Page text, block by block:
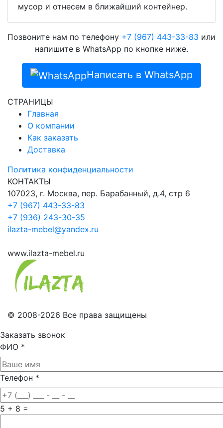
мусор и отнесем в ближайший контейнер.
Позвоните нам по телефону +7 (967) 443-33-83 или
напишите в WhatsApp по кнопке ниже.
Написать в WhatsApp
СТРАНИЦЫ
Главная
О компании
Как заказать
Доставка
Политика конфиденциальности
КОНТАКТЫ
107023, г. Москва, пер. Барабанный, д.4, стр 6
+7 (967) 443-33-83
+7 (936) 243-30-35
ilazta-mebel@yandex.ru
www.ilazta-mebel.ru
© 2008-2026 Все права защищены
Заказать звонок
ФИО *
Телефон *
5 + 8 =